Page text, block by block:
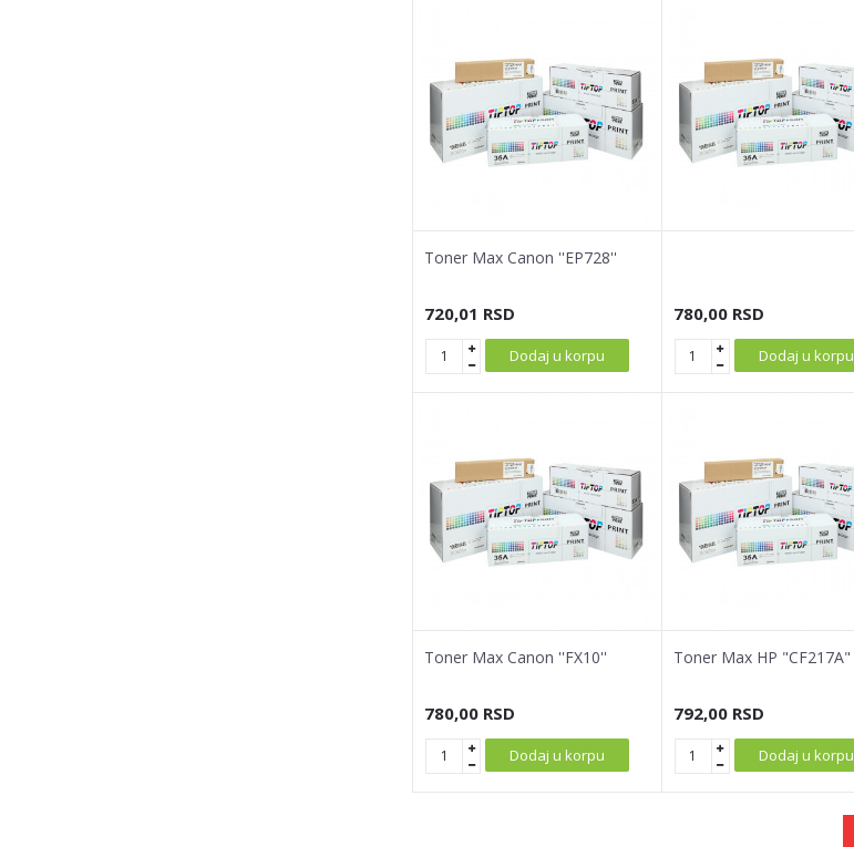
Toner Max Canon ''EP728''
720,01 RSD
Dodaj u korpu
780,00 RSD
Dodaj u korpu
Toner Max Canon ''FX10''
780,00 RSD
Dodaj u korpu
Toner Max HP "CF217A"
792,00 RSD
Dodaj u korpu